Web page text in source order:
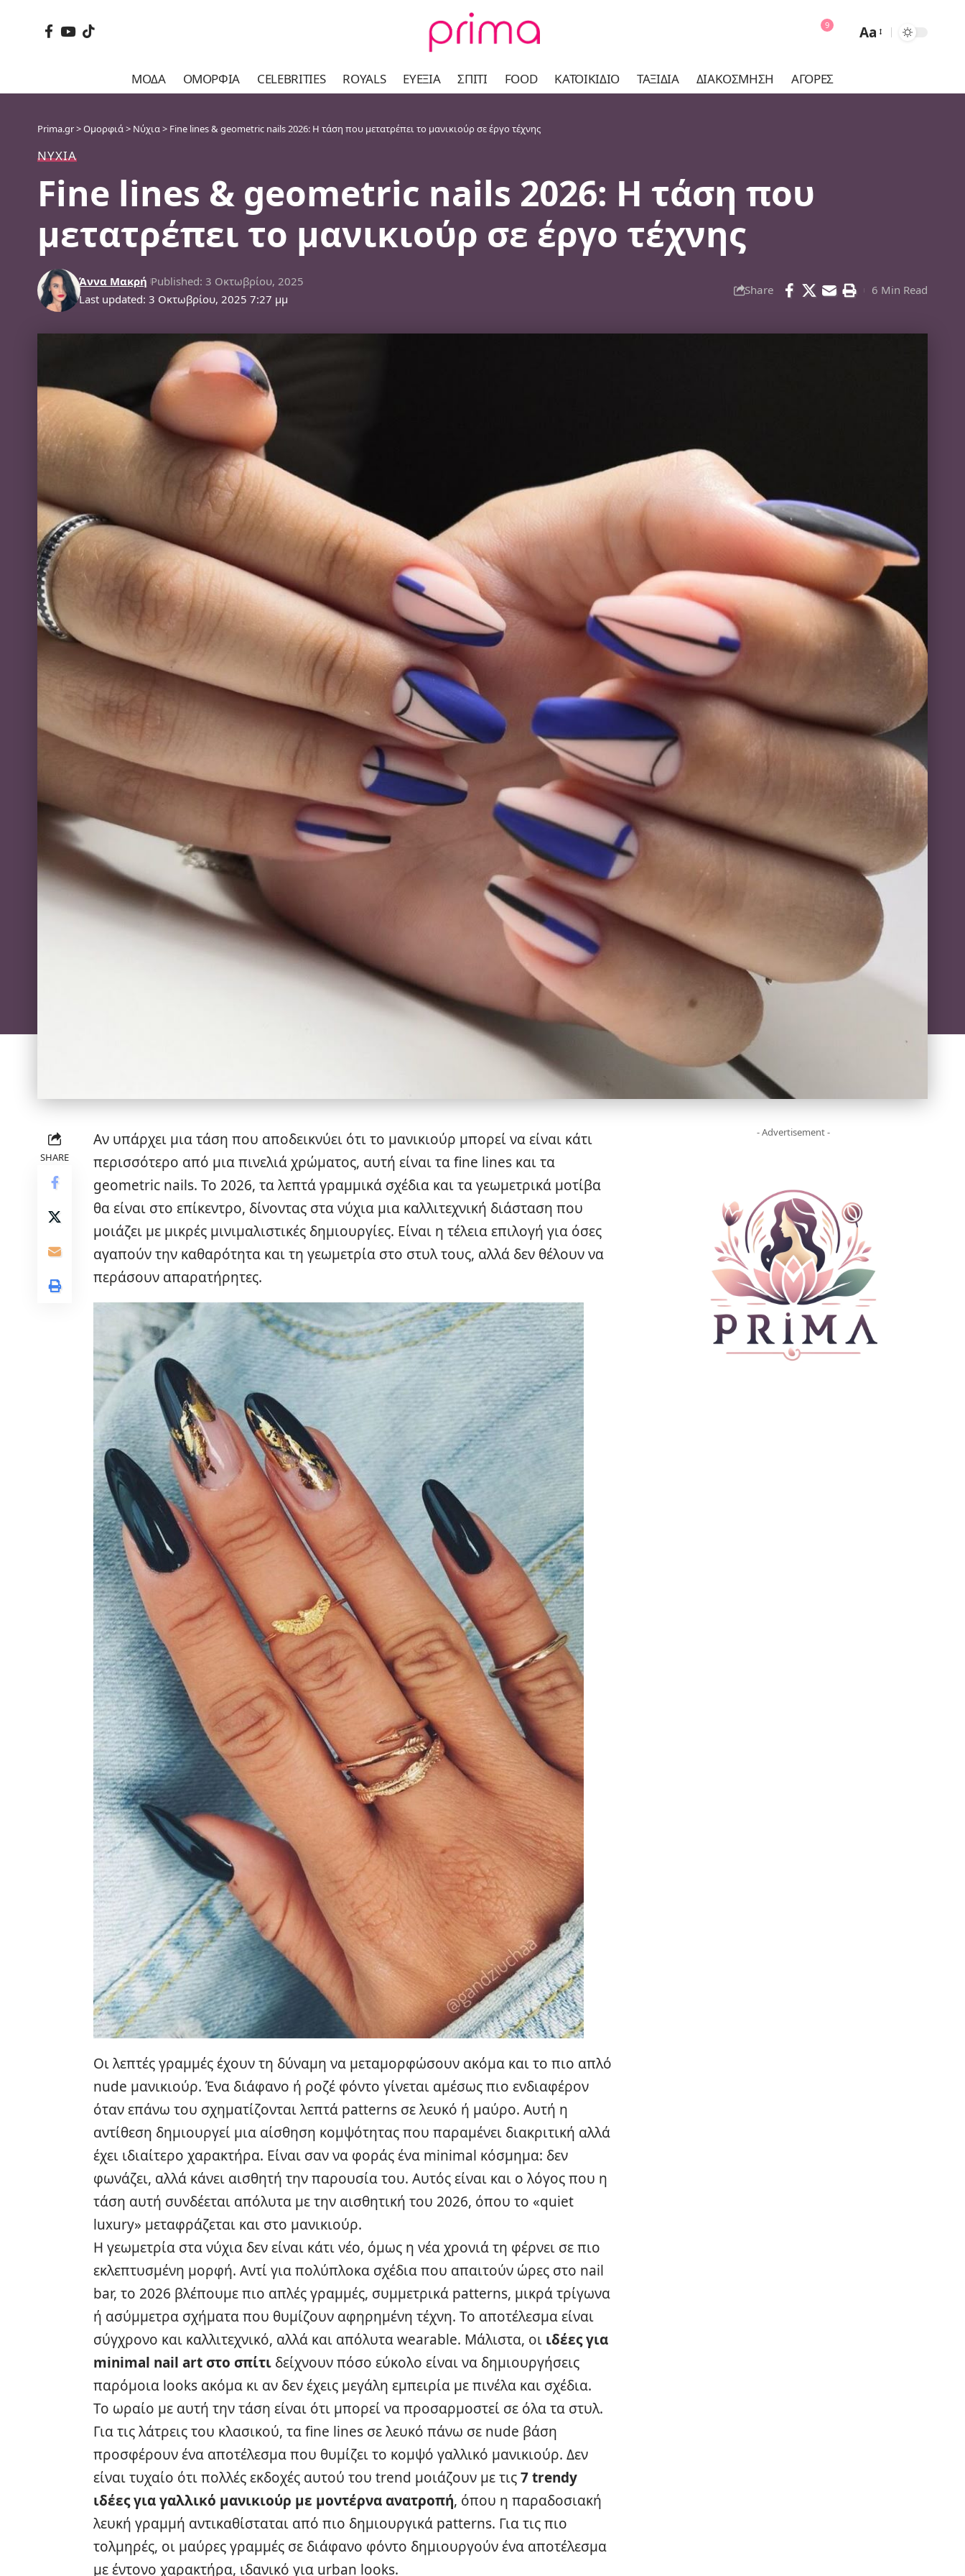
9
Font
Aa
ΜΌΔΑ ΟΜΟΡΦΙΆ CELEBRITIES ROYALS ΕΥΕΞΊΑ ΣΠΊΤΙ FOOD ΚΑΤΟΙΚΊΔΙΟ ΤΑΞΊΔΙΑ ΔΙΑΚΌΣΜΗΣΗ ΑΓΟΡΈΣ
Prima.gr>Ομορφιά> Νύχια> Fine lines & geometric nails 2026: Η τάση που μετατρέπει το μανικιούρ σε έργο τέχνης
ΝΎΧΙΑ
Fine lines & geometric nails 2026: Η τάση που
μετατρέπει το μανικιούρ σε έργο τέχνης
Last updated: 3 Οκτωβρίου, 2025 7:27 μμ
Άννα Μακρή Published: 3 Οκτωβρίου, 2025
Share 6 Min Read
SHARE
Αν υπάρχει μια τάση που αποδεικνύει ότι το μανικιούρ μπορεί να είναι κάτι
περισσότερο από μια πινελιά χρώματος, αυτή είναι τα fine lines και τα
geometric nails. Το 2026, τα λεπτά γραμμικά σχέδια και τα γεωμετρικά μοτίβα
θα είναι στο επίκεντρο, δίνοντας στα νύχια μια καλλιτεχνική διάσταση που
μοιάζει με μικρές μινιμαλιστικές δημιουργίες. Είναι η τέλεια επιλογή για όσες
αγαπούν την καθαρότητα και τη γεωμετρία στο στυλ τους, αλλά δεν θέλουν να
περάσουν απαρατήρητες.
Οι λεπτές γραμμές έχουν τη δύναμη να μεταμορφώσουν ακόμα και το πιο απλό
nude μανικιούρ. Ένα διάφανο ή ροζέ φόντο γίνεται αμέσως πιο ενδιαφέρον
όταν επάνω του σχηματίζονται λεπτά patterns σε λευκό ή μαύρο. Αυτή η
αντίθεση δημιουργεί μια αίσθηση κομψότητας που παραμένει διακριτική αλλά
έχει ιδιαίτερο χαρακτήρα. Είναι σαν να φοράς ένα minimal κόσμημα: δεν
φωνάζει, αλλά κάνει αισθητή την παρουσία του. Αυτός είναι και ο λόγος που η
τάση αυτή συνδέεται απόλυτα με την αισθητική του 2026, όπου το «quiet
luxury» μεταφράζεται και στο μανικιούρ.
Η γεωμετρία στα νύχια δεν είναι κάτι νέο, όμως η νέα χρονιά τη φέρνει σε πιο
εκλεπτυσμένη μορφή. Αντί για πολύπλοκα σχέδια που απαιτούν ώρες στο nail
bar, το 2026 βλέπουμε πιο απλές γραμμές, συμμετρικά patterns, μικρά τρίγωνα
ή ασύμμετρα σχήματα που θυμίζουν αφηρημένη τέχνη. Το αποτέλεσμα είναι
σύγχρονο και καλλιτεχνικό, αλλά και απόλυτα wearable. Μάλιστα, οι ιδέες για
minimal nail art στο σπίτι δείχνουν πόσο εύκολο είναι να δημιουργήσεις
παρόμοια looks ακόμα κι αν δεν έχεις μεγάλη εμπειρία με πινέλα και σχέδια.
Το ωραίο με αυτή την τάση είναι ότι μπορεί να προσαρμοστεί σε όλα τα στυλ.
Για τις λάτρεις του κλασικού, τα fine lines σε λευκό πάνω σε nude βάση
προσφέρουν ένα αποτέλεσμα που θυμίζει το κομψό γαλλικό μανικιούρ. Δεν
είναι τυχαίο ότι πολλές εκδοχές αυτού του trend μοιάζουν με τις7 trendy
ιδέες για γαλλικό μανικιούρ με μοντέρνα ανατροπή, όπου η παραδοσιακή
λευκή γραμμή αντικαθίσταται από πιο δημιουργικά patterns. Για τις πιο
τολμηρές, οι μαύρες γραμμές σε διάφανο φόντο δημιουργούν ένα αποτέλεσμα
με έντονο χαρακτήρα, ιδανικό για urban looks.
- Advertisement -